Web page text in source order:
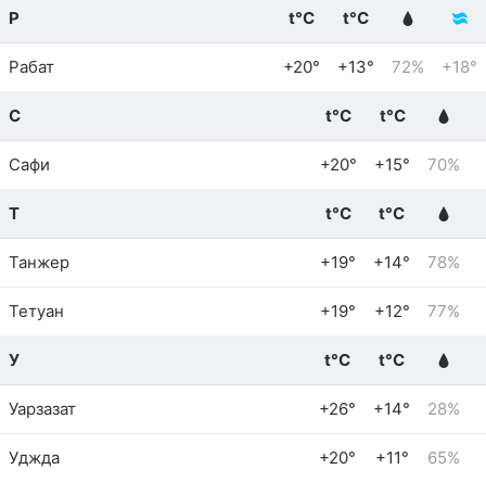
Р t°C t°C
Рабат +20° +13° 72% +18°
С t°C t°C
Сафи +20° +15° 70%
Т t°C t°C
Танжер +19° +14° 78%
Тетуан +19° +12° 77%
У t°C t°C
Уарзазат +26° +14° 28%
Уджда +20° +11° 65%